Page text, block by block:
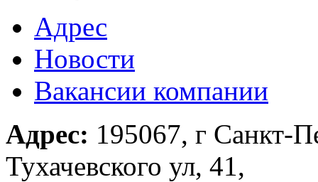
Адрес
Новости
Вакансии компании
Адрес: 195067, г Санкт-
Тухачевского ул, 41,